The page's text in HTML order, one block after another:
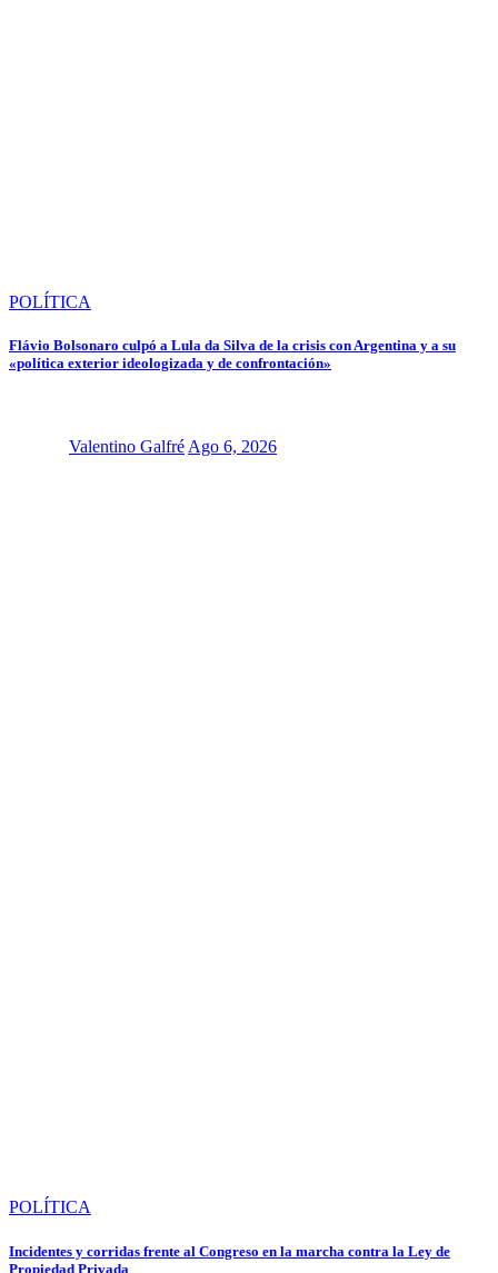
POLÍTICA
Flávio Bolsonaro culpó a Lula da Silva de la crisis con Argentina y a su
«política exterior ideologizada y de confrontación»
Valentino GalfréAgo 6, 2026
POLÍTICA
Incidentes y corridas frente al Congreso en la marcha contra la Ley de
Propiedad Privada